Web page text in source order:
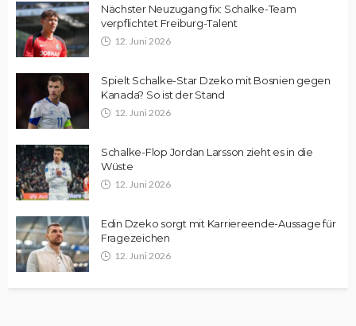
Nächster Neuzugang fix: Schalke-Team
verpflichtet Freiburg-Talent
12. Juni 2026
Spielt Schalke-Star Dzeko mit Bosnien gegen
Kanada? So ist der Stand
12. Juni 2026
Schalke-Flop Jordan Larsson zieht es in die
Wüste
12. Juni 2026
Edin Dzeko sorgt mit Karriereende-Aussage für
Fragezeichen
12. Juni 2026